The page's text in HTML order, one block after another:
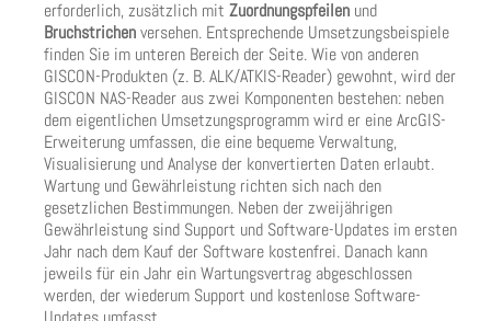
erforderlich, zusätzlich mit Zuordnungspfeilen und
Bruchstrichenversehen. Entsprechende Umsetzungsbeispiele
finden Sie im unteren Bereich der Seite. Wie von anderen
GISCON-Produkten (z. B. ALK/ATKIS-Reader) gewohnt, wird der
GISCON NAS-Reader aus zwei Komponenten bestehen: neben
dem eigentlichen Umsetzungsprogramm wird er eine ArcGIS-
Erweiterung umfassen, die eine bequeme Verwaltung,
Visualisierung und Analyse der konvertierten Daten erlaubt.
Wartung und Gewährleistung richten sich nach den
gesetzlichen Bestimmungen. Neben der zweijährigen
Gewährleistung sind Support und Software-Updates im ersten
Jahr nach dem Kauf der Software kostenfrei. Danach kann
jeweils für ein Jahr ein Wartungsvertrag abgeschlossen
werden, der wiederum Support und kostenlose Software-